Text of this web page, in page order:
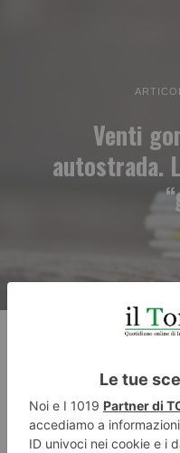
Venti
autostrada.